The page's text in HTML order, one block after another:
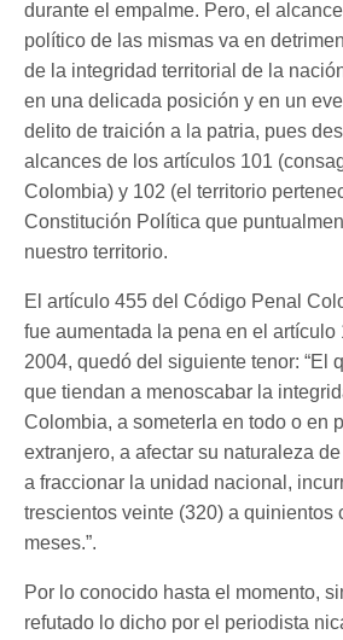
durante el empalme. Pero, el
político de las mismas va en
de la integridad territorial de la
en una delicada posición y en un
delito de traición a la patria, pues
alcances de los artículos 101
Colombia) y 102 (el territorio
Constitución Política que
nuestro territorio.
El artículo 455 del Código Penal
fue aumentada la pena en el artículo
2004, quedó del siguiente tenor: “El
que tiendan a menoscabar la
Colombia, a someterla en todo o en
extranjero, a afectar su naturaleza
a fraccionar la unidad nacional,
trescientos veinte (320) a quinientos
meses.”.
Por lo conocido hasta el momento,
refutado lo dicho por el periodista